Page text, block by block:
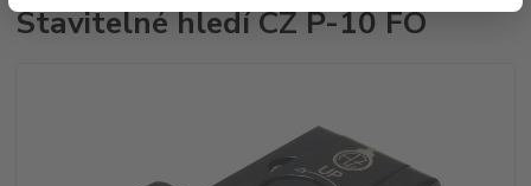
Stavitelné hledí CZ P-10 FO